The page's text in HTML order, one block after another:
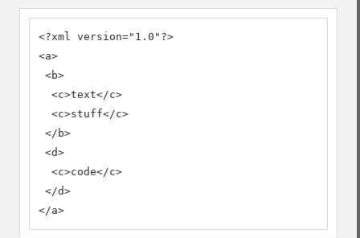
<?xml version="1.0"?>
<a>
<b>
  <c>text</c>
  <c>stuff</c>
</b>
<d>
  <c>code</c>
</d>
</a>